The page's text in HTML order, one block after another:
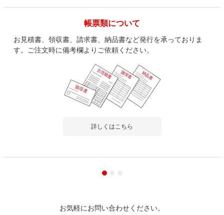
帳票類について
お見積書、領収書、請求書、納品書など発行を承っておりま
す。ご注文時に備考欄よりご依頼ください。
詳しくはこちら
お気軽にお問い合わせください。